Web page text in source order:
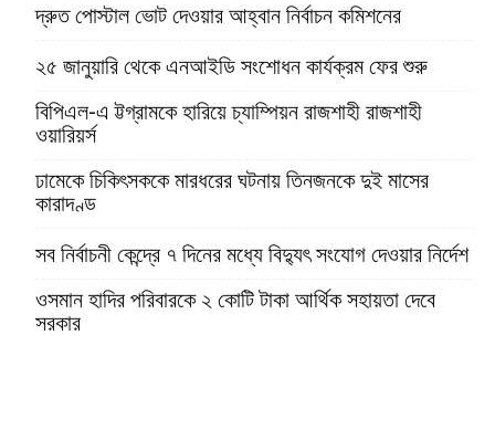
দ্রুত পোস্টাল ভোট দেওয়ার আহ্বান নির্বাচন কমিশনের
২৫ জানুয়ারি থেকে এনআইডি সংশোধন কার্যক্রম ফের শুরু
বিপিএল-এ ট্টগ্রামকে হারিয়ে চ্যাম্পিয়ন রাজশাহী রাজশাহী
ওয়ারিয়র্স
ঢামেকে চিকিৎসককে মারধরের ঘটনায় তিনজনকে দুই মাসের
কারাদণ্ড
সব নির্বাচনী কেন্দ্রে ৭ দিনের মধ্যে বিদ্যুৎ সংযোগ দেওয়ার নির্দেশ
ওসমান হাদির পরিবারকে ২ কোটি টাকা আর্থিক সহায়তা দেবে
সরকার